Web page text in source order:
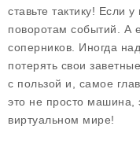
ставьте тактику! Если
поворотам событий. А
соперников. Иногда
потерять свои
с пользой и, самое
это не просто машина,
виртуальном мире!